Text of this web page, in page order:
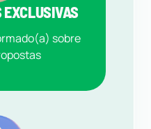
EXCLUSIVAS
sobre